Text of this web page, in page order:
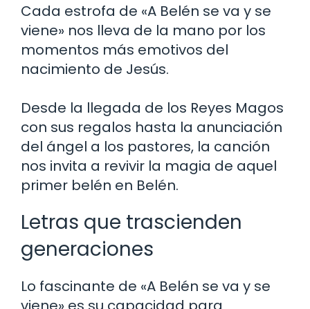
Cada estrofa de «A Belén se va y se
viene» nos lleva de la mano por los
momentos más emotivos del
nacimiento de Jesús.
Desde la llegada de los Reyes Magos
con sus regalos hasta la anunciación
del ángel a los pastores, la canción
nos invita a revivir la magia de aquel
primer belén en Belén.
Letras que trascienden
generaciones
Lo fascinante de «A Belén se va y se